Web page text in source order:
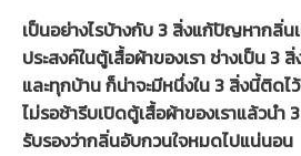
เป็นอย่างไรบ้างกับ 3 สิ่งแก้ปัญหากลิ่
ประสงค์ในตู้เสื้อผ้าของเรา ช่างเป็น 3
และทุกบ้าน ก็น่าจะมีหนึ่งใน 3 สิ่งนี้ติดไ
ไม่รอช้ารีบเปิดตู้เสื้อผ้าของเราแล้วนำ
รับรองว่ากลิ่นอับกวนใจหมดไปแน่นอน